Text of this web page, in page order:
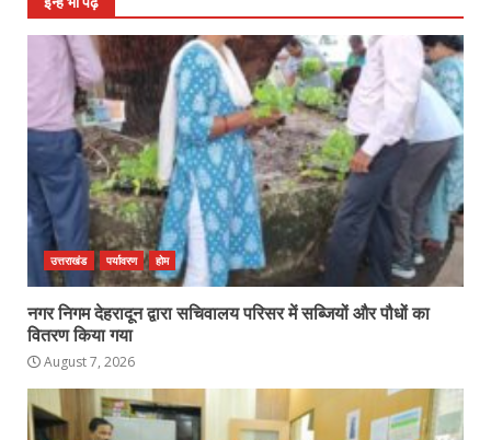
उत्तराखंड पर्यावरण होम
नगर निगम देहरादून द्वारा सचिवालय परिसर में सब्जियों और पौधों का
वितरण किया गया
August 7, 2026